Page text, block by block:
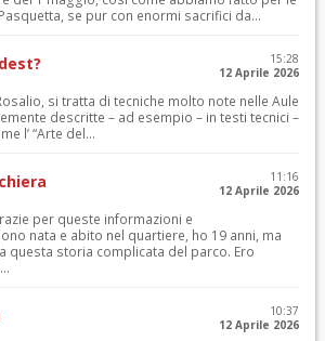
se pur con enormi sacrifici da...
15:28
12 Aprile 2026
si tratta di tecniche molto note nelle Aule
descritte – ad esempio – in testi tecnici –
l’ “Arte del...
11:16
12 Aprile 2026
per queste informazioni e
nata e abito nel quartiere, ho 19 anni, ma
questa storia complicata del parco. Ero
10:37
12 Aprile 2026